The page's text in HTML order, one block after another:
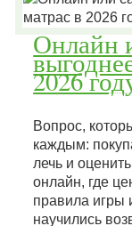
Онлайн
2026
Вопрос,
каждым:
лечь и
онлайн, где
правила игры
научились